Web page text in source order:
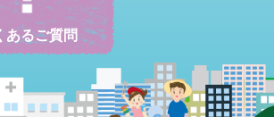
あるご質問